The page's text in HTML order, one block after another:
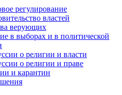
регулирование
властей
верующих
в выборах и в политической
о религии и власти
о религии и праве
и карантин